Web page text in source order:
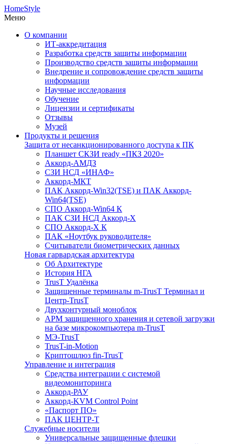
HomeStyle
Меню
О компании
ИТ-аккредитация
Разработка средств защиты информации
Производство средств защиты информации
Внедрение и сопровождение средств защиты
информации
Научные исследования
Обучение
Лицензии и сертификаты
Отзывы
Музей
Продукты и решения
Защита от несанкционированного доступа к ПК
Планшет СКЗИ ready «ПКЗ 2020»
Аккорд-АМДЗ
СЗИ НСД «ИНАФ»
Аккорд-МКТ
ПАК Аккорд-Win32(TSE) и ПАК Аккорд-
Win64(TSE)
СПО Аккорд-Win64 К
ПАК СЗИ НСД Аккорд-X
СПО Аккорд-X К
ПАК «Ноутбук руководителя»
Cчитыватели биометрических данных
Новая гарвардская архитектура
Об Архитектуре
История НГА
TrusT Удалёнка
Защищенные терминалы m-TrusT Терминал и
Центр-TrusT
Двухконтурный моноблок
АРМ защищенного хранения и сетевой загрузки
на базе микрокомпьютера m-TrusT
МЭ-TrusT
TrusT-in-Motion
Криптошлюз fin-TrusT
Управление и интеграция
Средства интеграции с системой
видеомониторинга
Аккорд-РАУ
Аккорд-KVM Control Point
«Паспорт ПО»
ПАК ЦЕНТР-Т
Служебные носители
Универсальные защищенные флешки